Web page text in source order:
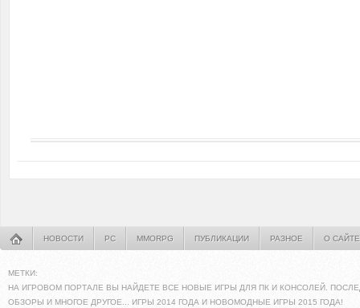
НОВОСТИ PC MMORPG ПУБЛИКАЦИИ РАЗНОЕ О САЙТЕ
МЕТКИ:
НА ИГРОВОМ ПОРТАЛЕ ВЫ НАЙДЕТЕ ВСЕ НОВЫЕ ИГРЫ ДЛЯ ПК И КОНСОЛЕЙ.
ОБЗОРЫ И МНОГОЕ ДРУГОЕ... ИГРЫ 2014 ГОДА И НОВОМОДНЫЕ ИГРЫ 2015 ГОДА!